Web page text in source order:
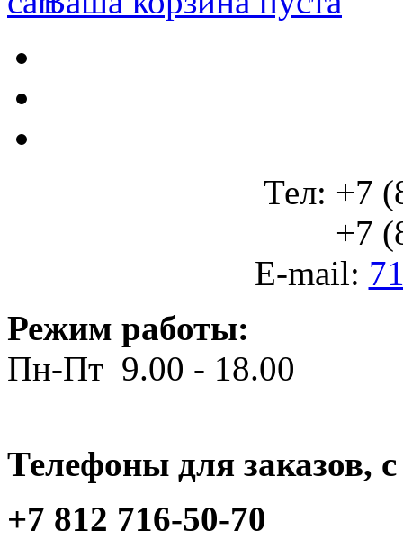
Тел: +7
+7
E-mail:
Режим работы:
Пн-Пт 9.00 - 18.00
Телефоны для заказов,
+7 812 716-50-70